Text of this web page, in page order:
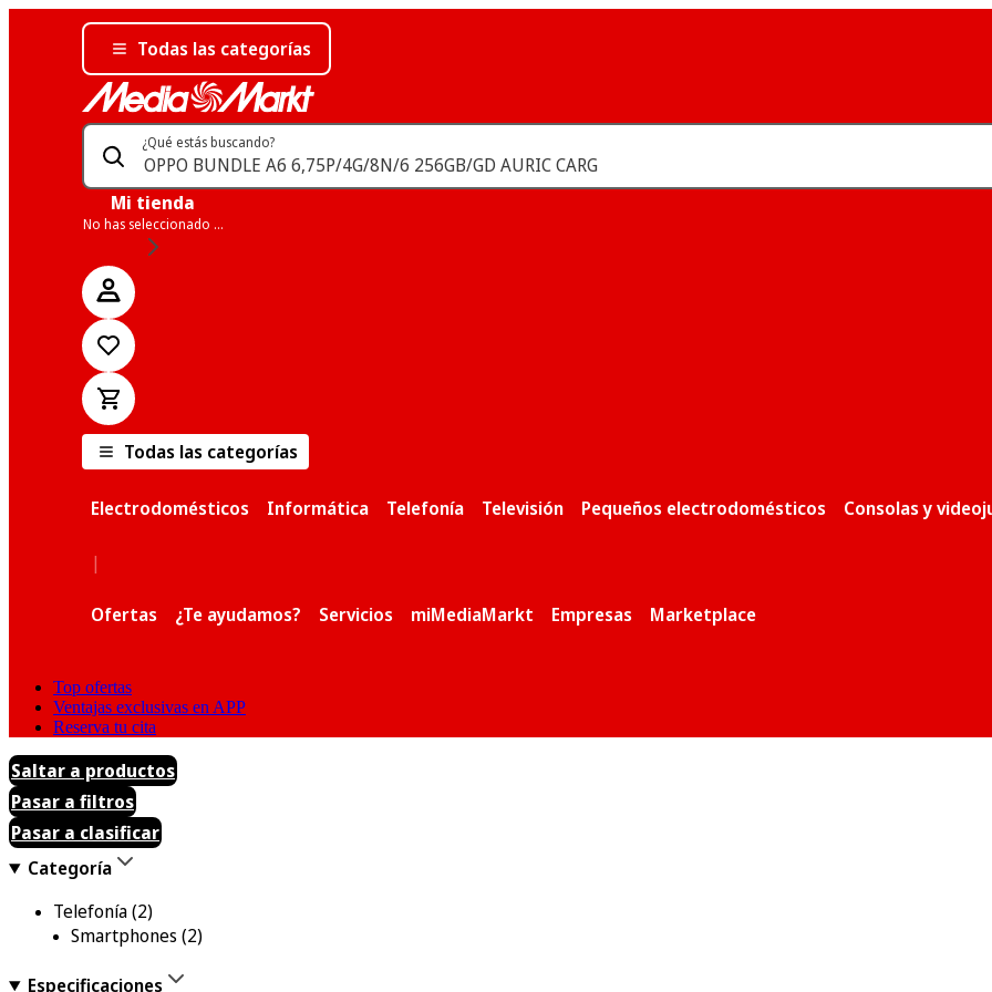
Todas las categorías
¿Qué estás buscando?
Mi tienda
No has seleccionado una tienda
Todas las categorías
Electrodomésticos Informática Telefonía Televisión Pequeños electrodomésticos Consolas y
|
Ofertas ¿Te ayudamos? Servicios miMediaMarkt Empresas Marketplace
Top ofertas
Ventajas exclusivas en APP
Reserva tu cita
Saltar a productos
Pasar a filtros
Pasar a clasificar
Categoría
Telefonía(2)
Smartphones (2)
Especificaciones